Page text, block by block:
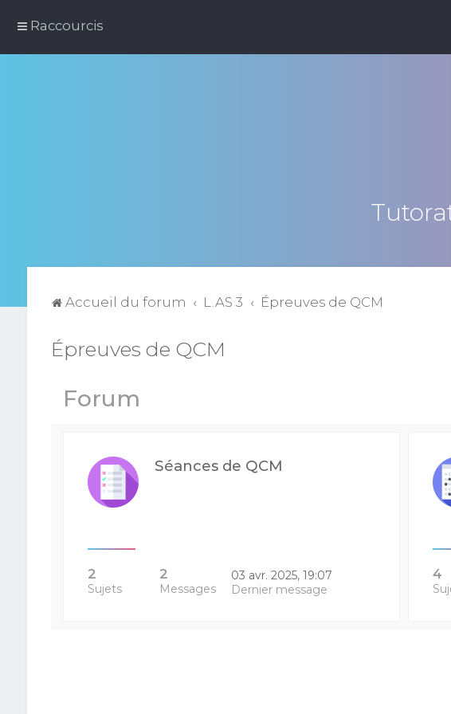
Raccourcis
Accueil du forum L.AS 3 Épreuves de QCM
Épreuves de QCM
Forum
Séances de QCM
2
Sujets
2
Messages
03 avr. 2025, 19:07
Dernier message
4